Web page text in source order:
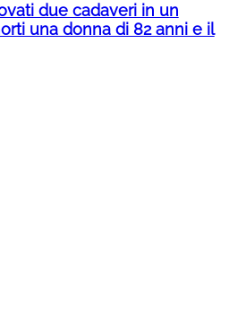
due cadaveri in un
una donna di 82 anni e il